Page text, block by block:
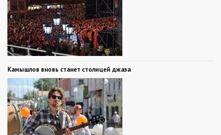
Камышлов вновь станет столицей джаза